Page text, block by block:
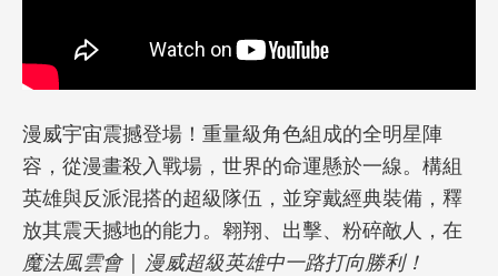
漫威宇宙震撼登場！重量級角色組成的全明星陣
容，從漫畫殺入戰場，世界的命運懸於一線。構組
英雄與反派混搭的超級隊伍，並穿戴經典裝備，釋
放其震天撼地的能力。翱翔、出擊、粉碎敵人，在
魔法風雲會| 漫威超級英雄中一路打向勝利！